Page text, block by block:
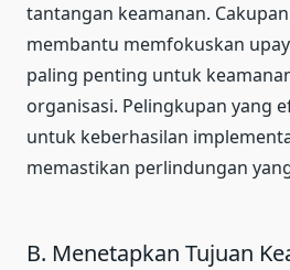
tantangan keamanan.
membantu memfokuskan
paling penting untuk
organisasi. Pelingkupan yang
untuk keberhasilan
memastikan perlindungan
B. Menetapkan Tujuan